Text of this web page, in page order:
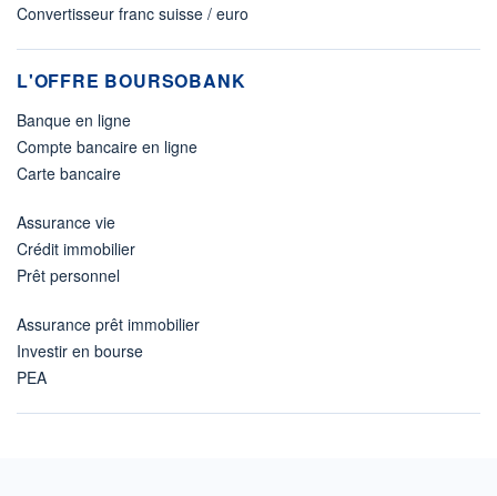
Convertisseur franc suisse / euro
L'OFFRE BOURSOBANK
Banque en ligne
Compte bancaire en ligne
Carte bancaire
Assurance vie
Crédit immobilier
Prêt personnel
Assurance prêt immobilier
Investir en bourse
PEA